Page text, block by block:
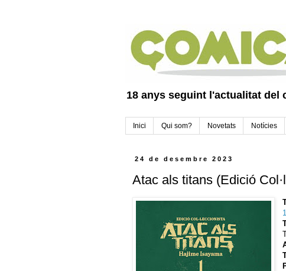
18 anys seguint l'actualitat del
Inici Qui som? Novetats Notícies
24 de desembre 2023
Atac als titans (Edició
1